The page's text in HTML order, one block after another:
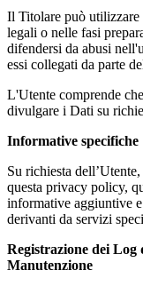
Il Titolare può
legali o nelle fasi
difendersi da abusi
essi collegati da parte
L'Utente comprende
divulgare i Dati su
Informative specifiche
Su richiesta
questa privacy policy,
informative aggiuntive
derivanti da servizi
Registrazione dei Log
Manutenzione